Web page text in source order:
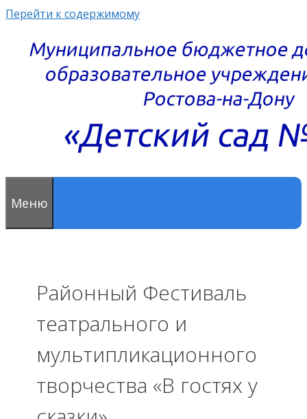
Перейти к содержимому
Меню
Районный Фестиваль
театрального и
мультипликационного
творчества «В гостях у